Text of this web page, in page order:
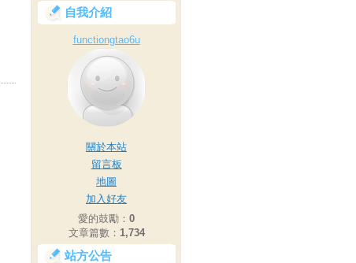
自我介紹
functiongtao6u
關於本站
留言板
地圖
加入好友
愛的鼓勵： 0
文章篇數： 1,734
站方公告